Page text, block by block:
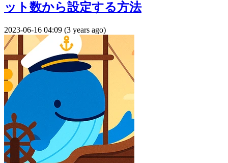
ット数から設定する方法
2023-06-16 04:09 (3 years ago)